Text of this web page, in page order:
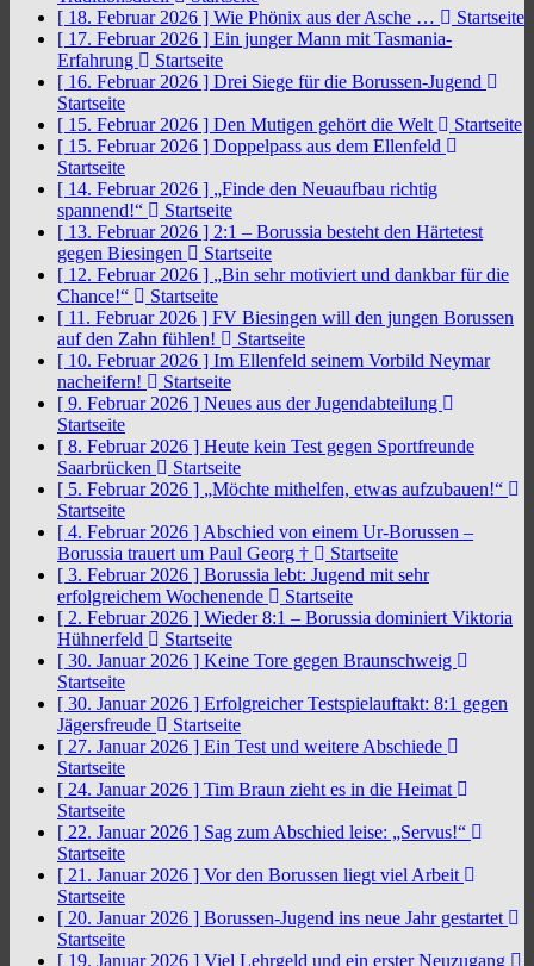
[ 18. Februar 2026 ] Wie Phönix aus der Asche …
Startseite
[ 17. Februar 2026 ] Ein junger Mann mit Tasmania-
Erfahrung
Startseite
[ 16. Februar 2026 ] Drei Siege für die Borussen-Jugend
Startseite
[ 15. Februar 2026 ] Den Mutigen gehört die Welt
Startseite
[ 15. Februar 2026 ] Doppelpass aus dem Ellenfeld
Startseite
[ 14. Februar 2026 ] „Finde den Neuaufbau richtig
spannend!“
Startseite
[ 13. Februar 2026 ] 2:1 – Borussia besteht den Härtetest
gegen Biesingen
Startseite
[ 12. Februar 2026 ] „Bin sehr motiviert und dankbar für die
Chance!“
Startseite
[ 11. Februar 2026 ] FV Biesingen will den jungen Borussen
auf den Zahn fühlen!
Startseite
[ 10. Februar 2026 ] Im Ellenfeld seinem Vorbild Neymar
nacheifern!
Startseite
[ 9. Februar 2026 ] Neues aus der Jugendabteilung
Startseite
[ 8. Februar 2026 ] Heute kein Test gegen Sportfreunde
Saarbrücken
Startseite
[ 5. Februar 2026 ] „Möchte mithelfen, etwas aufzubauen!“
Startseite
[ 4. Februar 2026 ] Abschied von einem Ur-Borussen –
Borussia trauert um Paul Georg †
Startseite
[ 3. Februar 2026 ] Borussia lebt: Jugend mit sehr
erfolgreichem Wochenende
Startseite
[ 2. Februar 2026 ] Wieder 8:1 – Borussia dominiert Viktoria
Hühnerfeld
Startseite
[ 30. Januar 2026 ] Keine Tore gegen Braunschweig
Startseite
[ 30. Januar 2026 ] Erfolgreicher Testspielauftakt: 8:1 gegen
Jägersfreude
Startseite
[ 27. Januar 2026 ] Ein Test und weitere Abschiede
Startseite
[ 24. Januar 2026 ] Tim Braun zieht es in die Heimat
Startseite
[ 22. Januar 2026 ] Sag zum Abschied leise: „Servus!“
Startseite
[ 21. Januar 2026 ] Vor den Borussen liegt viel Arbeit
Startseite
[ 20. Januar 2026 ] Borussen-Jugend ins neue Jahr gestartet
Startseite
[ 19. Januar 2026 ] Viel Lehrgeld und ein erster Neuzugang